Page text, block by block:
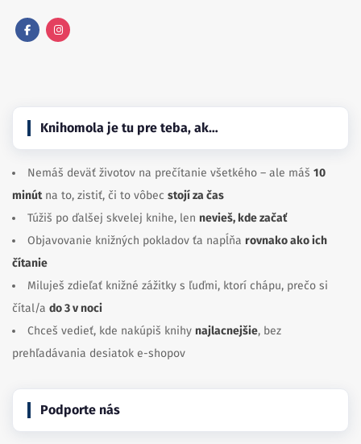
Knihomola je tu pre teba, ak…
Nemáš deväť životov na prečítanie všetkého – ale máš 10
minútna to, zistiť, či to vôbec stojí za čas
Túžiš po ďalšej skvelej knihe, len nevieš, kde začať
Objavovanie knižných pokladov ťa napĺňa rovnako ako ich
čítanie
Miluješ zdieľať knižné zážitky s ľuďmi, ktorí chápu, prečo si
čítal/a do 3 v noci
Chceš vedieť, kde nakúpiš knihy najlacnejšie, bez
prehľadávania desiatok e-shopov
Podporte nás